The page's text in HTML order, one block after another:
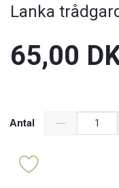
Lanka
65,00
Antal